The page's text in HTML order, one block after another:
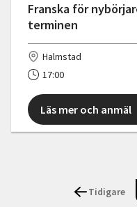
Franska för
terminen
Halmstad
17:00
Läs mer och anmäl
Tidigare